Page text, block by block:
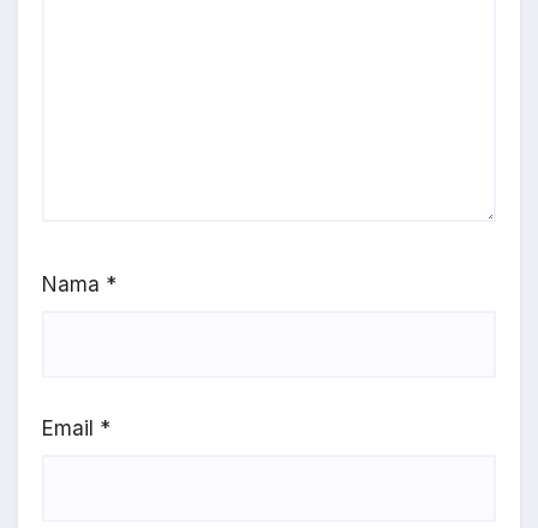
Nama *
Email *